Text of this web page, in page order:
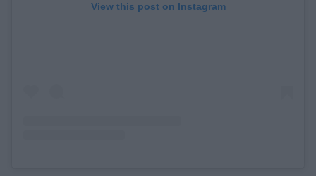
View this post on Instagram